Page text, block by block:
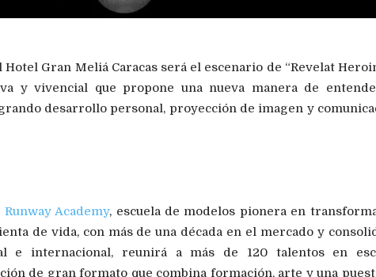
Gran Meliá Caracas será el escenario de “Revelat
y vivencial que propone una nueva manera de
desarrollo personal, proyección de imagen y
Runway Academy, escuela de modelos pionera en
de vida, con más de una década en el mercado y
e internacional, reunirá a más de 120 talentos en
de gran formato que combina formación, arte y una